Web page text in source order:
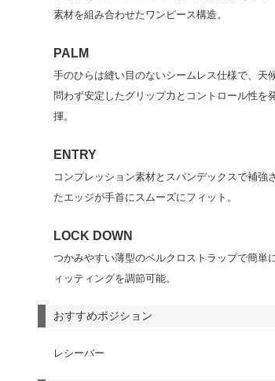
素材を組み合わせたワンピース構造。
PALM
手のひらは縫い目のないシームレス仕様で、天
問わず安定したグリップ力とコントロール性を
揮。
ENTRY
コンプレッション素材とスパンデックスで補強
たエッジが手首にスムーズにフィット。
LOCK DOWN
つかみやすい薄型のベルクロストラップで簡単
ィッティングを調節可能。
おすすめポジション
レシーバー